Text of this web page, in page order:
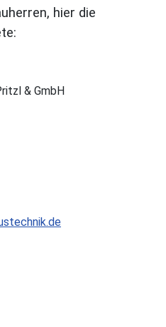
hier die
& GmbH